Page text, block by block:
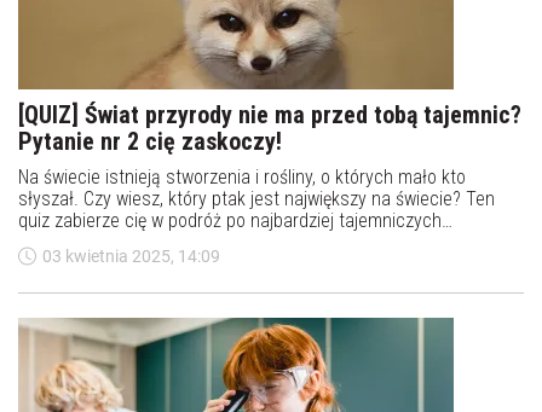
[QUIZ] Świat przyrody nie ma przed tobą tajemnic?
Pytanie nr 2 cię zaskoczy!
Na świecie istnieją stworzenia i rośliny, o których mało kto
słyszał. Czy wiesz, który ptak jest największy na świecie? Ten
quiz zabierze cię w podróż po najbardziej tajemniczych
zakątkach przyrody!
03 kwietnia 2025, 14:09